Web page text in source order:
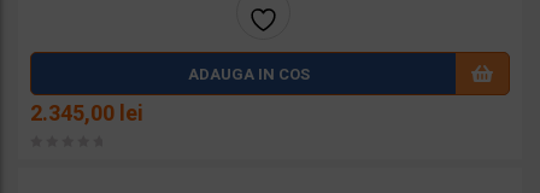
Adaug
ADAUGA IN COS
2.345,00lei